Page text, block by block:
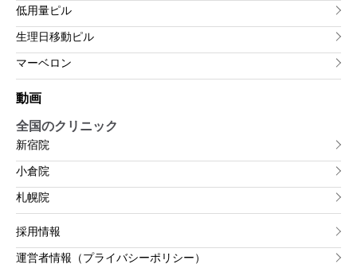
低用量ピル
生理日移動ピル
マーベロン
動画
全国のクリニック
新宿院
小倉院
札幌院
採用情報
運営者情報（プライバシーポリシー）